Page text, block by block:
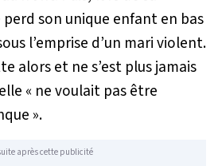
son unique enfant en bas
l’emprise d’un mari violent.
alors et ne s’est plus jamais
« ne voulait pas être
».
après cette publicité